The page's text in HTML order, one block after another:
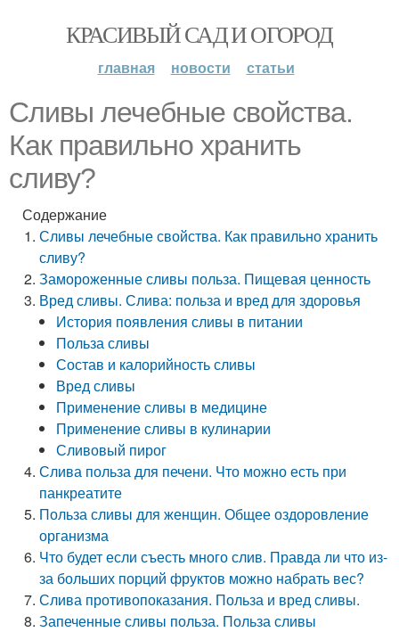
КРАСИВЫЙ САД И ОГОРОД
главная новости статьи
Сливы лечебные свойства.
Как правильно хранить
сливу?
Содержание
Сливы лечебные свойства. Как правильно хранить
сливу?
Замороженные сливы польза. Пищевая ценность
Вред сливы. Слива: польза и вред для здоровья
История появления сливы в питании
Польза сливы
Состав и калорийность сливы
Вред сливы
Применение сливы в медицине
Применение сливы в кулинарии
Сливовый пирог
Слива польза для печени. Что можно есть при
панкреатите
Польза сливы для женщин. Общее оздоровление
организма
Что будет если съесть много слив. Правда ли что из-
за больших порций фруктов можно набрать вес?
Слива противопоказания. Польза и вред сливы.
Запеченные сливы польза. Польза сливы